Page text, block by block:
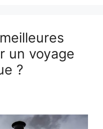
un voyage
?